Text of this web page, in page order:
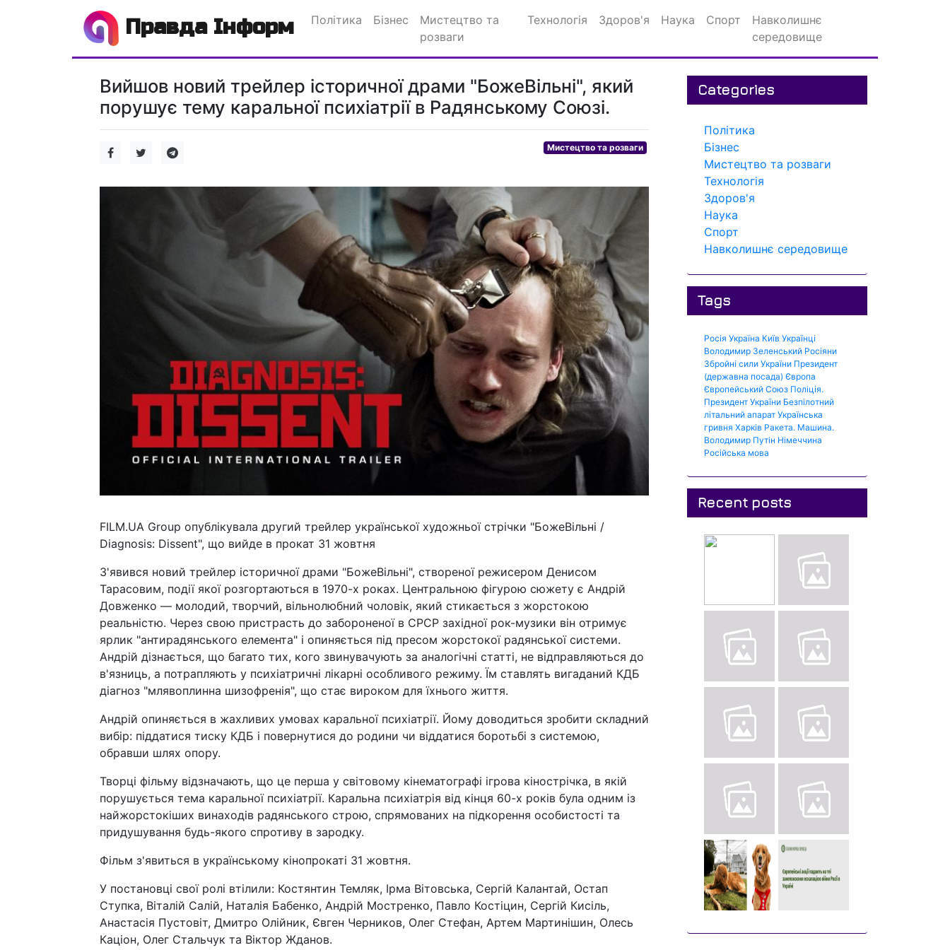
Правда Інформ Політика Бізнес
Мистецтво та
розваги
Технологія Здоров'я Наука Спорт
Навколишнє
середовище
Вийшов новий трейлер історичної драми "БожеВільні", який
порушує тему каральної психіатрії в Радянському Союзі.
Мистецтво та розваги
FILM.UA Group опублікувала другий трейлер української художньої стрічки "БожеВільні /
Diagnosis: Dissent", що вийде в прокат 31 жовтня
З'явився новий трейлер історичної драми "БожеВільні", створеної режисером Денисом
Тарасовим, події якої розгортаються в 1970-х роках. Центральною фігурою сюжету є Андрій
Довженко — молодий, творчий, вільнолюбний чоловік, який стикається з жорстокою
реальністю. Через свою пристрасть до забороненої в СРСР західної рок-музики він отримує
ярлик "антирадянського елемента" і опиняється під пресом жорстокої радянської системи.
Андрій дізнається, що багато тих, кого звинувачують за аналогічні статті, не відправляються до
в'язниць, а потрапляють у психіатричні лікарні особливого режиму. Їм ставлять вигаданий КДБ
діагноз "млявоплинна шизофренія", що стає вироком для їхнього життя.
Андрій опиняється в жахливих умовах каральної психіатрії. Йому доводиться зробити складний
вибір: піддатися тиску КДБ і повернутися до родини чи віддатися боротьбі з системою,
обравши шлях опору.
Творці фільму відзначають, що це перша у світовому кінематографі ігрова кінострічка, в якій
порушується тема каральної психіатрії. Каральна психіатрія від кінця 60-х років була одним із
найжорстокіших винаходів радянського строю, спрямованих на підкорення особистості та
придушування будь-якого спротиву в зародку.
Фільм з'явиться в українському кінопрокаті 31 жовтня.
У постановці свої ролі втілили: Костянтин Темляк, Ірма Вітовська, Сергій Калантай, Остап
Ступка, Віталій Салій, Наталія Бабенко, Андрій Мостренко, Павло Костіцин, Сергій Кисіль,
Анастасія Пустовіт, Дмитро Олійник, Євген Черников, Олег Стефан, Артем Мартинішин, Олесь
Каціон, Олег Стальчук та Віктор Жданов.
Categories
Політика
Бізнес
Мистецтво та розваги
Технологія
Здоров'я
Наука
Спорт
Навколишнє середовище
Tags
Росія Україна Київ Українці
Володимир Зеленський Росіяни
Збройні сили України Президент
(державна посада) Європа
Європейський Союз Поліція.
Президент України Безпілотний
літальний апарат Українська
гривня Харків Ракета. Машина.
Володимир Путін Німеччина
Російська мова
Recent posts